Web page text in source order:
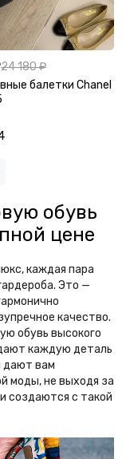
24 180 ₽
балетки Chanel
обувь
цене
каждая пара
Это —
качество.
обувь высокого
каждую деталь
дают вам
моды, не выходя за
создаются с такой